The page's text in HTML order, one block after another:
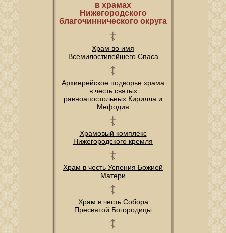
в храмах
Нижегородского
благочиннического округа
Храм во имя
Всемилостивейшего Спаса
Архиерейское подворье храма
в честь святых
равноапостольных Кирилла и
Мефодия
Храмовый комплекс
Нижегородского кремля
Храм в честь Успения Божией
Матери
Храм в честь Собора
Пресвятой Богородицы